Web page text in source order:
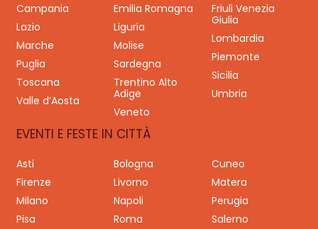
Campania
Emilia Romagna
Friuli Venezia
Giulia
Lazio
Liguria
Lombardia
Marche
Molise
Piemonte
Puglia
Sardegna
Sicilia
Toscana
Trentino Alto
Adige
Umbria
Valle d’Aosta
Veneto
EVENTI E FESTE IN CITTÀ
Asti Bologna
Cuneo
Firenze
Livorno
Matera
Milano
Napoli
Perugia
Pisa
Roma
Salerno